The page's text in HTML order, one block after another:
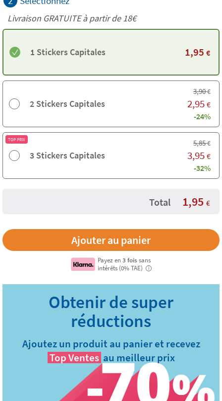
Livraison GRATUITE à partir de 18€
1 Stickers Capitales 1,95 €
2 Stickers Capitales
3,90€
2,95 €
-24%
TOP PRIX
3 Stickers Capitales
5,85€
3,95 €
-32%
Total 1,95 €
Payez en 3 fois sans
intérêts (0% TAE)
i
Ajoutez un produit au panier et recevez
Top Ventes au meilleur prix